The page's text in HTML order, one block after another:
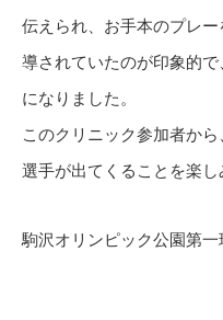
伝えられ、お手本のプレ
導されていたのが印象的
になりました。
このクリニック参加者か
選手が出てくることを楽し
駒沢オリンピック公園第